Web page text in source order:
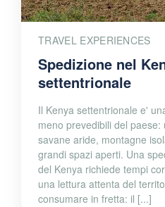
TRAVEL EXPERIENCES
Spedizione nel
settentrionale
Il Kenya settentrionale e'
meno prevedibili del
savane aride, montagne
grandi spazi aperti. Una
del Kenya richiede tempi
una lettura attenta del
consumare in fretta: il [...]